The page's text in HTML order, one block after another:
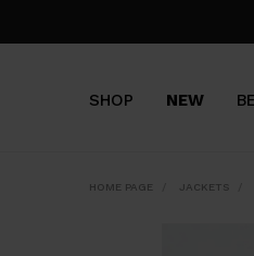
SHOP NEW
HOME PAGE JACKETS